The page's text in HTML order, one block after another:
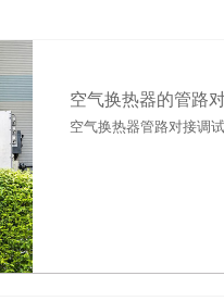
空气换热器的管路
空气换热器管路对接调